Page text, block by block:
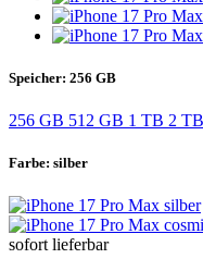
Speicher: 256 GB
256 GB 512 GB 1 TB 2 TB
Farbe: silber
sofort lieferbar